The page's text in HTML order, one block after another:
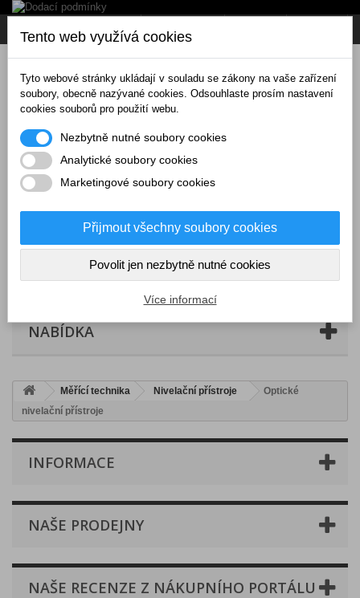
Košík (prázdný)
NABÍDKA
Měřící technika Nivelační přístroje
Optické
nivelační přístroje
INFORMACE
NAŠE PRODEJNY
NAŠE RECENZE Z NÁKUPNÍHO PORTÁLU
Tento web využívá cookies
Tyto webové stránky ukládají v souladu se zákony na vaše zařízení
soubory, obecně nazývané cookies. Odsouhlaste prosím nastavení
cookies souborů pro použití webu.
Nezbytně nutné soubory cookies
Analytické soubory cookies
Marketingové soubory cookies
Přijmout všechny soubory cookies
Povolit jen nezbytně nutné cookies
Více informací